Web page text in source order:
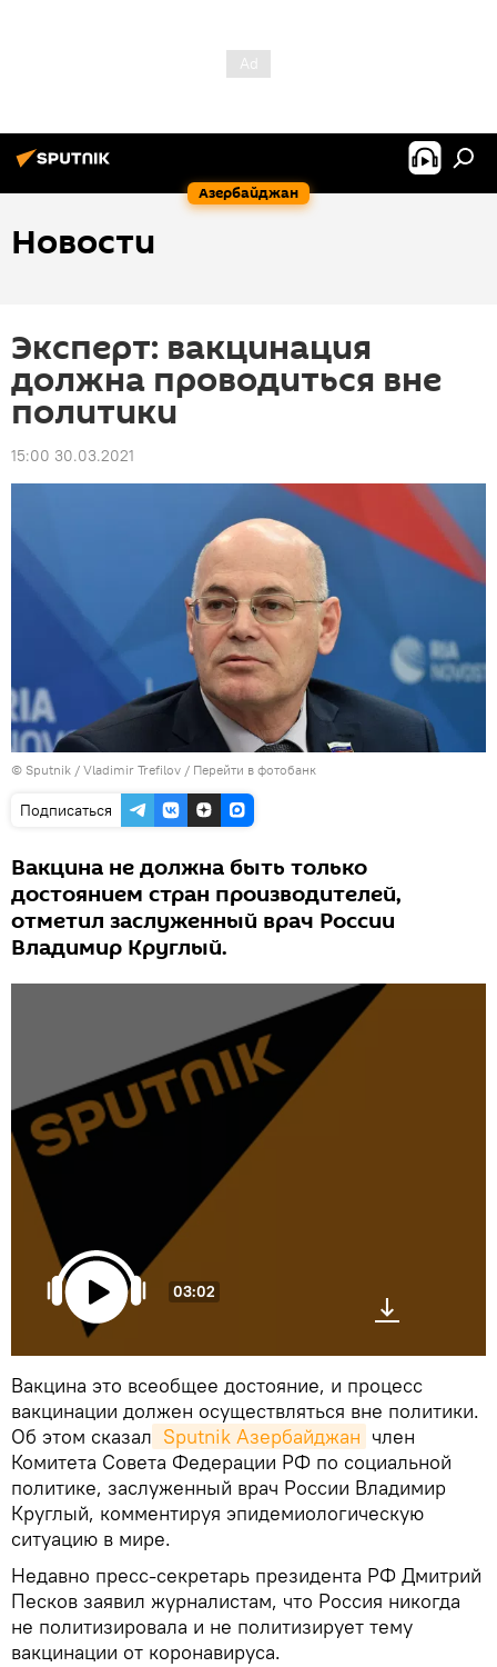
Азербайджан
Новости
Эксперт: вакцинация
должна проводиться вне
политики
15:00 30.03.2021
© Sputnik / Vladimir Trefilov / Перейти в фотобанк
Подписаться
Вакцина не должна быть только
достоянием стран производителей,
отметил заслуженный врач России
Владимир Круглый.
03:02
Вакцина это всеобщее достояние, и процесс
вакцинации должен осуществляться вне политики.
Об этом сказал Sputnik Азербайджан член
Комитета Совета Федерации РФ по социальной
политике, заслуженный врач России Владимир
Круглый, комментируя эпидемиологическую
ситуацию в мире.
Недавно пресс-секретарь президента РФ Дмитрий
Песков заявил журналистам, что Россия никогда
не политизировала и не политизирует тему
вакцинации от коронавируса.